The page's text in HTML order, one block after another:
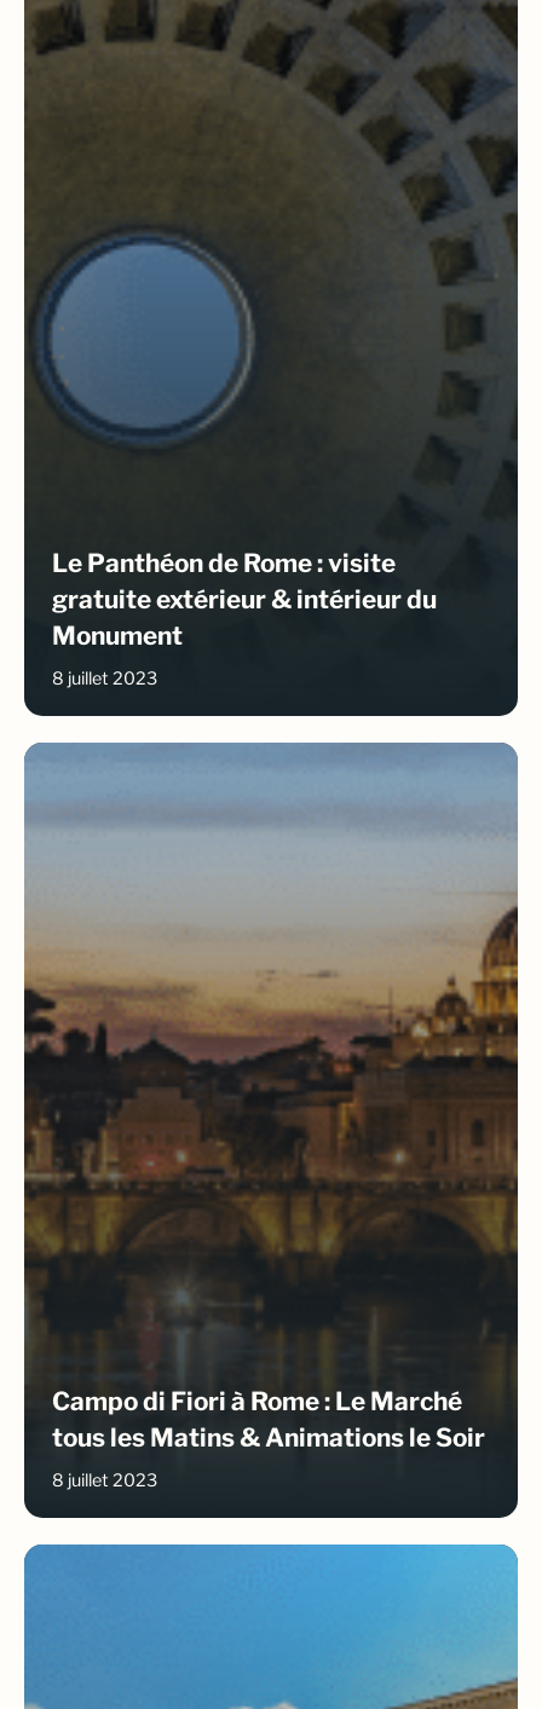
Le Panthéon de Rome : visite
gratuite extérieur & intérieur du
Monument
8 juillet 2023
Campo di Fiori à Rome : Le Marché
tous les Matins & Animations le Soir
8 juillet 2023